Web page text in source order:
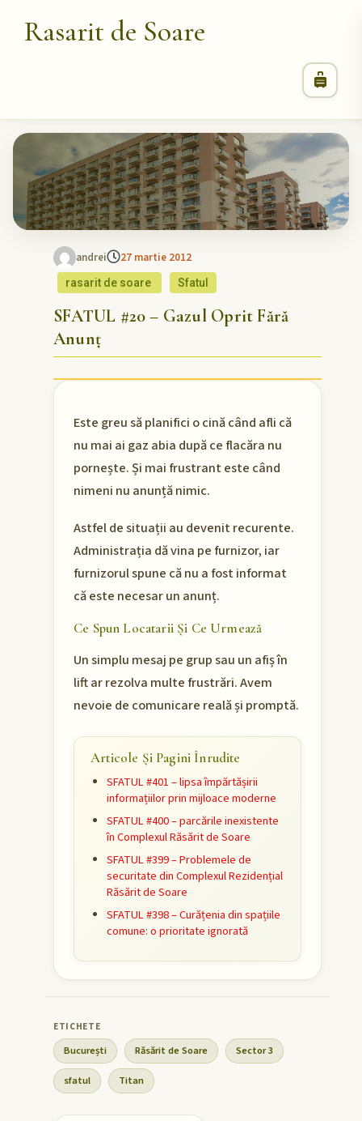
Rasarit de Soare
andrei 27 martie 2012
rasarit de soare Sfatul
SFATUL #20 – Gazul Oprit Fără
Anunț
Este greu să planifici o cină când afli că
nu mai ai gaz abia după ce flacăra nu
pornește. Și mai frustrant este când
nimeni nu anunță nimic.
Astfel de situații au devenit recurente.
Administrația dă vina pe furnizor, iar
furnizorul spune că nu a fost informat
că este necesar un anunț.
Ce Spun Locatarii Și Ce Urmează
Un simplu mesaj pe grup sau un afiș în
lift ar rezolva multe frustrări. Avem
nevoie de comunicare reală și promptă.
Articole Și Pagini Înrudite
SFATUL #401 – lipsa împărtășirii
informațiilor prin mijloace moderne
SFATUL #400 – parcările inexistente
în Complexul Răsărit de Soare
SFATUL #399 – Problemele de
securitate din Complexul Rezidențial
Răsărit de Soare
SFATUL #398 – Curățenia din spațiile
comune: o prioritate ignorată
București Răsărit de Soare Sector 3
sfatul Titan